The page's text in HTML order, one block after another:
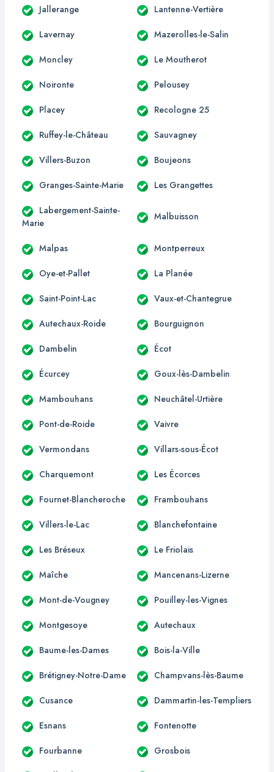
Jallerange Lantenne-Vertière
Lavernay Mazerolles-le-Salin
Moncley Le Moutherot
Noironte Pelousey
Placey Recologne 25
Ruffey-le-Château Sauvagney
Villers-Buzon Boujeons
Granges-Sainte-Marie Les Grangettes
Labergement-Sainte-
Marie
Malbuisson
Malpas Montperreux
Oye-et-Pallet La Planée
Saint-Point-Lac Vaux-et-Chantegrue
Autechaux-Roide Bourguignon
Dambelin Écot
Écurcey Goux-lès-Dambelin
Mambouhans Neuchâtel-Urtière
Pont-de-Roide Vaivre
Vermondans Villars-sous-Écot
Charquemont Les Écorces
Fournet-Blancheroche Frambouhans
Villers-le-Lac Blanchefontaine
Les Bréseux Le Friolais
Maîche Mancenans-Lizerne
Mont-de-Vougney Pouilley-les-Vignes
Montgesoye Autechaux
Baume-les-Dames Bois-la-Ville
Brétigney-Notre-Dame Champvans-lès-Baume
Cusance Dammartin-les-Templiers
Esnans Fontenotte
Fourbanne Grosbois